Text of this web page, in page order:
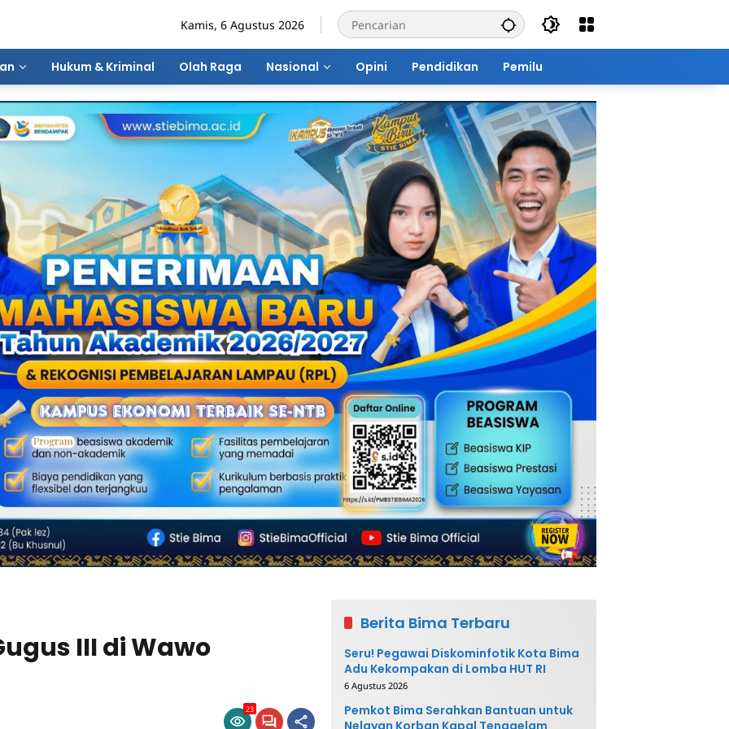
Kamis, 6 Agustus 2026
Hukum & Kriminal Olah Raga Nasional Opini Pendidikan Pemilu
III di Wawo
23
Berita Bima Terbaru
Seru! Pegawai Diskominfotik Kota Bima
Adu Kekompakan di Lomba HUT RI
6 Agustus 2026
Pemkot Bima Serahkan Bantuan untuk
Nelayan Korban Kapal Tenggelam